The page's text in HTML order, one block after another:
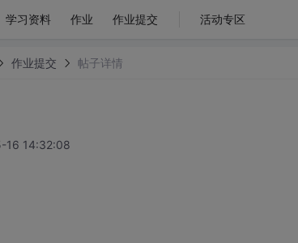
学习资料 作业 作业提交 活动专区
作业提交 帖子详情
16 14:32:08